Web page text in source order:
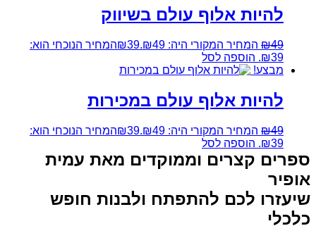
להיות אלוף עולם בשיווק
₪49 המחיר המקורי היה: ₪49. ₪39
המחיר הנוכחי הוא:
₪39. הוספה לסל
מבצע!
להיות אלוף עולם במכירות
₪49 המחיר המקורי היה: ₪49. ₪39
המחיר הנוכחי הוא:
₪39. הוספה לסל
ספרים קצרים וממוקדים מאת עמית
אופיר
שיעזרו לכם להתפתח ולבנות חופש
כלכלי